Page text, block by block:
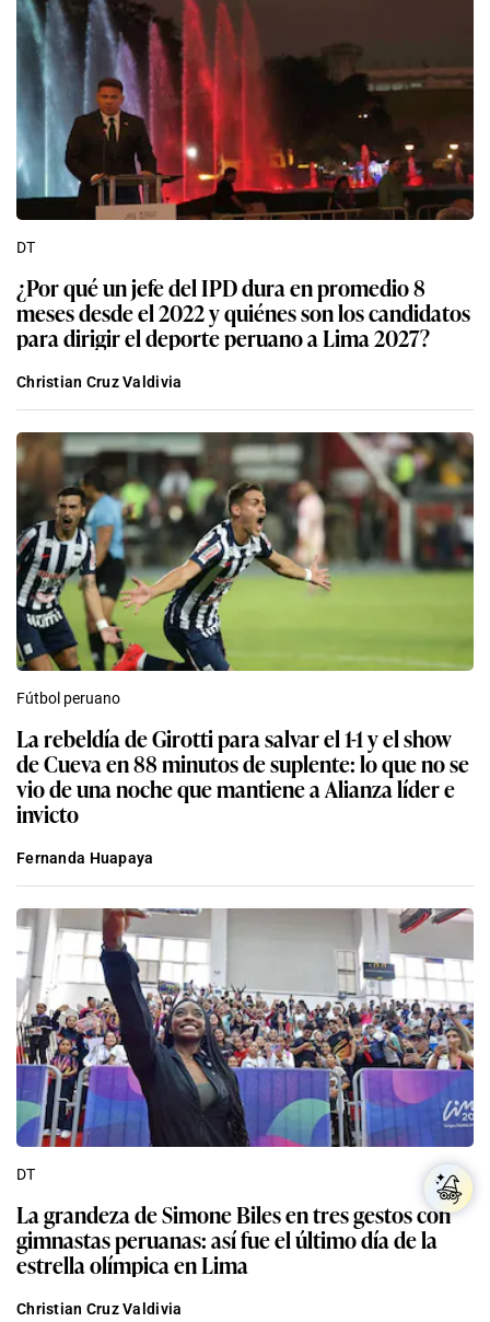
DT
¿Por qué un jefe del IPD dura en promedio 8
meses desde el 2022 y quiénes son los candidatos
para dirigir el deporte peruano a Lima 2027?
Christian Cruz Valdivia
Fútbol peruano
La rebeldía de Girotti para salvar el 1-1 y el show
de Cueva en 88 minutos de suplente: lo que no se
vio de una noche que mantiene a Alianza líder e
invicto
Fernanda Huapaya
DT
La grandeza de Simone Biles en tres gestos con
gimnastas peruanas: así fue el último día de la
estrella olímpica en Lima
Christian Cruz Valdivia